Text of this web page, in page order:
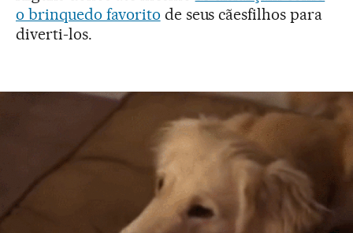
o brinquedo favorito de seus cãesfilhos para
diverti-los.